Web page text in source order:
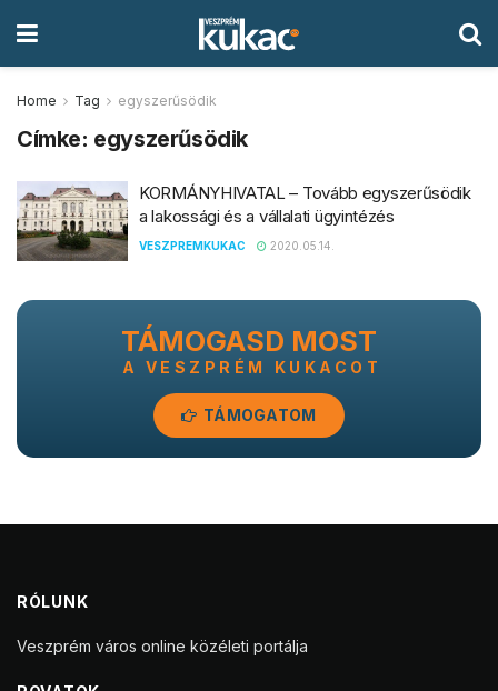
Home Tag egyszerűsödik
Címke: egyszerűsödik
KORMÁNYHIVATAL – Tovább egyszerűsödik
a lakossági és a vállalati ügyintézés
VESZPREMKUKAC 2020.05.14.
TÁMOGASD MOST
A VESZPRÉM KUKACOT
TÁMOGATOM
RÓLUNK
Veszprém város online közéleti portálja